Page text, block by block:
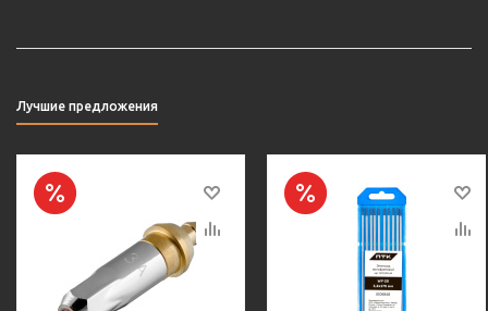
Лучшие предложения